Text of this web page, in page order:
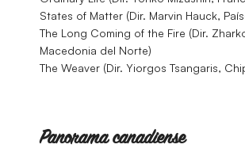
States of Matter (Dir. Marvin Hauck,
The Long Coming of the Fire (Dir.
Macedonia del Norte)
The Weaver (Dir. Yiorgos Tsangaris,
Panorama canadiense